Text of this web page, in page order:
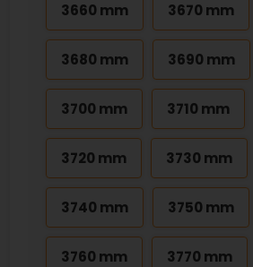
3660 mm 3670 mm
3680 mm 3690 mm
3700 mm 3710 mm
3720 mm 3730 mm
3740 mm 3750 mm
3760 mm 3770 mm